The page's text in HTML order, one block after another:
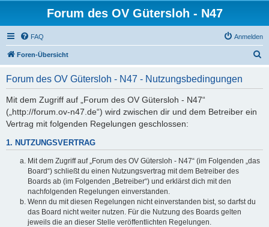
Forum des OV Gütersloh - N47
FAQ Anmelden
Foren-Übersicht
Forum des OV Gütersloh - N47 - Nutzungsbedingungen
Mit dem Zugriff auf „Forum des OV Gütersloh - N47“
(„http://forum.ov-n47.de“) wird zwischen dir und dem Betreiber ein
Vertrag mit folgenden Regelungen geschlossen:
1. NUTZUNGSVERTRAG
Mit dem Zugriff auf „Forum des OV Gütersloh - N47“ (im Folgenden „das
Board“) schließt du einen Nutzungsvertrag mit dem Betreiber des
Boards ab (im Folgenden „Betreiber“) und erklärst dich mit den
nachfolgenden Regelungen einverstanden.
Wenn du mit diesen Regelungen nicht einverstanden bist, so darfst du
das Board nicht weiter nutzen. Für die Nutzung des Boards gelten
jeweils die an dieser Stelle veröffentlichten Regelungen.